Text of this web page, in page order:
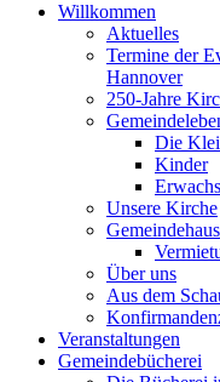
Willkommen
Aktuelles
Termine der
Hannover
250-Jahre
Die
Kinder
Unsere Kirche
Gemeindehaus
Über uns
Aus dem
Veranstaltungen
Gemeindebücherei